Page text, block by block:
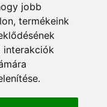
jobb
, termékeink
interakciók
.